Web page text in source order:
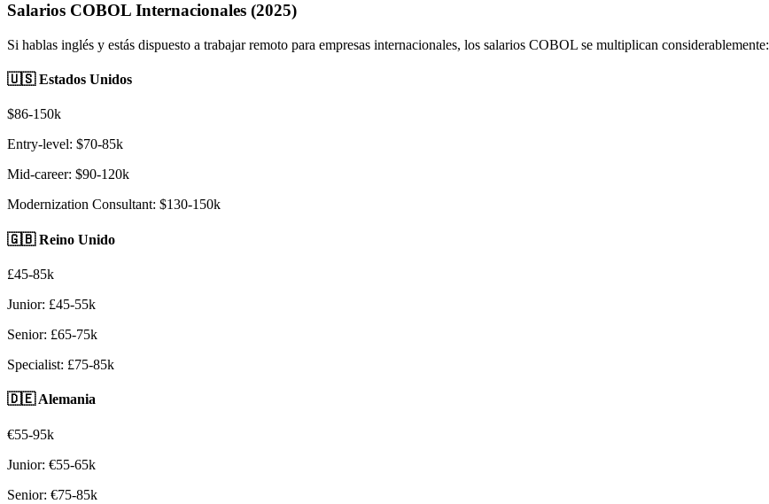
Salarios COBOL Internacionales (2025)
Si hablas inglés y estás dispuesto a trabajar remoto para empresas internacionales, los salarios COBOL se multiplican considerablemente:
🇺🇸 Estados Unidos
$86-150k
Entry-level: $70-85k
Mid-career: $90-120k
Modernization Consultant: $130-150k
🇬🇧 Reino Unido
£45-85k
Junior: £45-55k
Senior: £65-75k
Specialist: £75-85k
🇩🇪 Alemania
€55-95k
Junior: €55-65k
Senior: €75-85k